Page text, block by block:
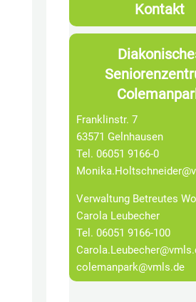
Kontakt
Franklinstr. 7
63571 Gelnhausen
Tel. 06051 9166-0
Verwaltung Betreutes
Carola Leubecher
Tel. 06051 9166-100
colemanpark@vmls.de